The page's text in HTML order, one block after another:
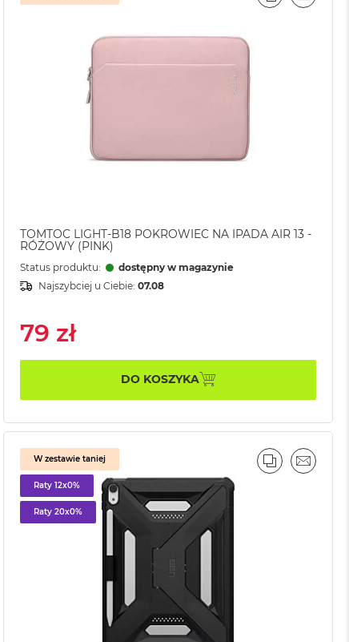
TOMTOC LIGHT-B18 POKROWIEC NA IPADA AIR 13 -
RÓŻOWY (PINK)
Status produktu:
dostępny w magazynie
Najszybciej u Ciebie:07.08
79 zł
DO KOSZYKA
W zestawie taniej
Raty 12x0%
Raty 20x0%
PORÓWNAJ
EMAIL